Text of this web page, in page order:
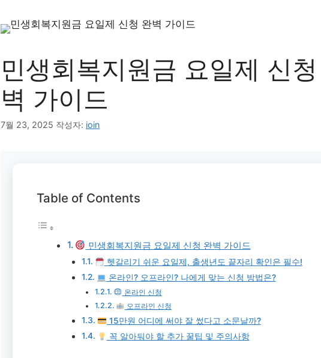
민생회복지원금 요일제 신
벽 가이드
7월 23, 2025 작성자: ioin
Table of Contents
민생회복지원금 요일제 신청 완벽 가이드
헷갈리기 쉬운 요일제, 출생년도 끝자리 확인은 필수!
온라인? 오프라인? 나에게 맞는 신청 방법은?
온라인 신청
오프라인 신청
15만원 어디에 써야 잘 썼다고 소문날까?
꼭 알아둬야 할 추가 꿀팁 및 주의사항